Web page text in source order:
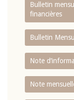
Bulletin
financières
Bulletin
Note
Note